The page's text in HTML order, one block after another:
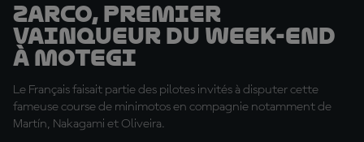
Zarco, premier
vainqueur du week-end
à Motegi
Le Français faisait partie des pilotes invités à disputer cette
fameuse course de minimotos en compagnie notamment de
Martín, Nakagami et Oliveira.